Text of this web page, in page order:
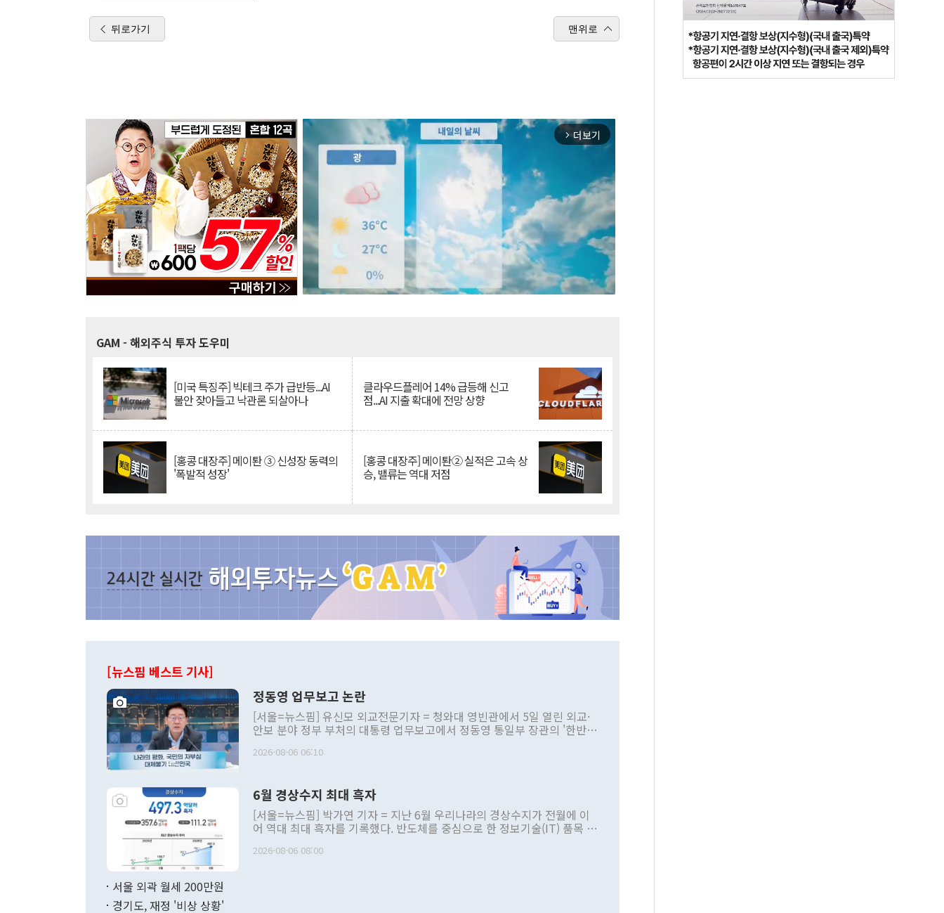
뒤로가기 맨위로
arrow_forward_ios 더보기
GAM - 해외주식 투자 도우미
[미국 특징주] 빅테크 주가 급반등...AI
불안 잦아들고 낙관론 되살아나
클라우드플레어 14% 급등해 신고
점...AI 지출 확대에 전망 상향
[홍콩 대장주] 메이퇀 ③ 신성장 동력의
'폭발적 성장'
[홍콩 대장주] 메이퇀② 실적은 고속 상
승, 밸류는 역대 저점
[뉴스핌 베스트 기사]
정동영 업무보고 논란
[서울=뉴스핌] 유신모 외교전문기자 = 청와대 영빈관에서 5일 열린 외교·
안보 분야 정부 부처의 대통령 업무보고에서 정동영 통일부 장관의 '한반도
발언 중에는 정부 내 조율을 거치지 않은 사안을 정책으로 추진하겠다고 공
주의적 희망에 근거한 비현실적 구상'이라는 비판을 내놨다. 그동안 정 장
관의 대북 정책 관련 발언이 물의를 빚은 적은 여러 번 있지만 대통령과 유
관 부처 장관이 공개적으로 부정적 입장을 표명한 것은 이례적이다. 정 장
관의 무리한 대북 접근법과 월권을 제어해야 한다는 목소리도 높아지고 있
다. [정동영 통일부 장관이 지난달 23일 오후 서울 종로구 정부서울청사에
2026-08-06 06:10
6월 경상수지 최대 흑자
[서울=뉴스핌] 박가연 기자 = 지난 6월 우리나라의 경상수지가 전월에 이
어 역대 최대 흑자를 기록했다. 반도체를 중심으로 한 정보기술(IT) 품목 수
료=한국은행] 한국은행이 6일 발표한 '2026년 6월 국제수지(잠정)'에 따르
2026-08-06 08:00
서울 외곽 월세 200만원
경기도, 재정 '비상 상황'